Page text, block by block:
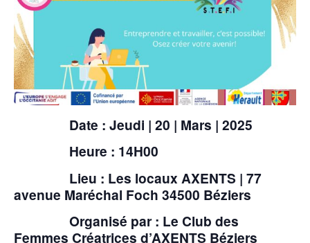
Date : Jeudi | 20 | Mars | 2025
Heure : 14H00
Lieu : Les locaux AXENTS | 77
avenue Maréchal Foch 34500 Béziers
Organisé par : Le Club des
Femmes Créatrices d’AXENTS Béziers